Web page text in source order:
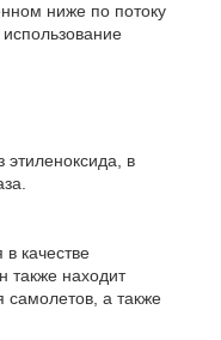
ниже по потоку
этиленоксида, в
качестве
также находит
самолетов, а также